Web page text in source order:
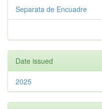
Separata de Encuadre
Date issued
2025